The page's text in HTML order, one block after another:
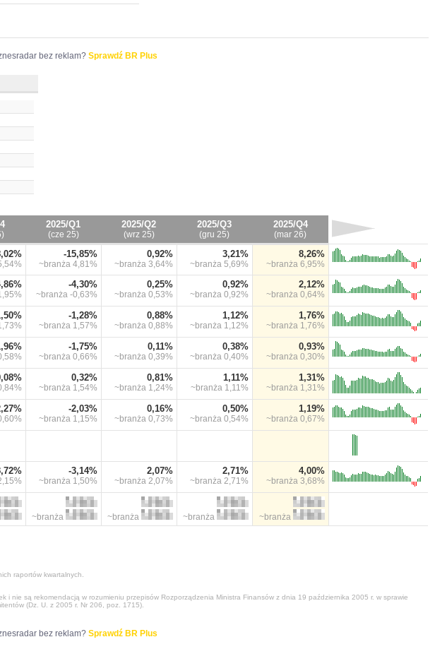
bez reklam? Sprawdź BR Plus
2025/Q1
(cze 25)
2025/Q2
(wrz 25)
2025/Q3
(gru 25)
2025/Q4
(mar 26)
-15,85%
~branża 4,81%
0,92%
~branża 3,64%
3,21%
~branża 5,69%
8,26%
~branża 6,95%
-4,30%
~branża -0,63%
0,25%
~branża 0,53%
0,92%
~branża 0,92%
2,12%
~branża 0,64%
-1,28%
~branża 1,57%
0,88%
~branża 0,88%
1,12%
~branża 1,12%
1,76%
~branża 1,76%
-1,75%
~branża 0,66%
0,11%
~branża 0,39%
0,38%
~branża 0,40%
0,93%
~branża 0,30%
0,32%
~branża 1,54%
0,81%
~branża 1,24%
1,11%
~branża 1,11%
1,31%
~branża 1,31%
-2,03%
~branża 1,15%
0,16%
~branża 0,73%
0,50%
~branża 0,54%
1,19%
~branża 0,67%
-3,14%
~branża 1,50%
2,07%
~branża 2,07%
2,71%
~branża 2,71%
4,00%
~branża 3,68%
~branża ~branża ~branża ~branża
raportów kwartalnych.
i nie są rekomendacją w rozumieniu przepisów Rozporządzenia Ministra Finansów z dnia 19 października 2005 r. w sprawie
(Dz. U. z 2005 r. Nr 206, poz. 1715).
bez reklam? Sprawdź BR Plus